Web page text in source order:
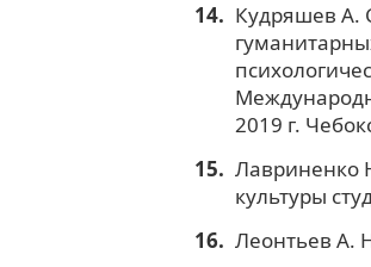
Кудряшев А.
2019 г.
Лавриненко
культуры
Леонтьев А.